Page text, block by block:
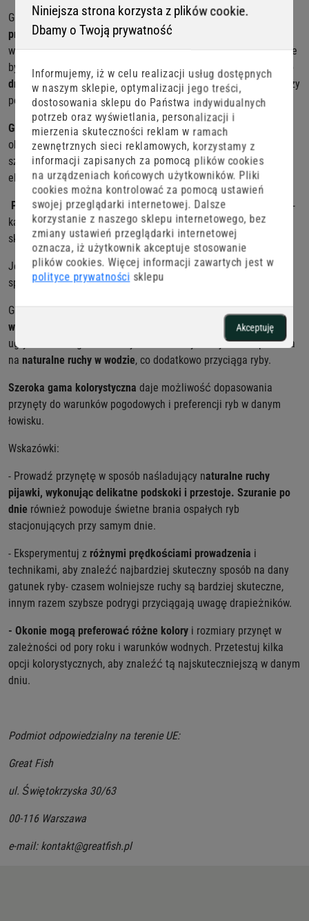
Niniejsza strona korzysta z plików cookie.
Dbamy o Twoją prywatność
Informujemy, iż w celu realizacji usług dostępnych
w naszym sklepie, optymalizacji jego treści,
dostosowania sklepu do Państwa indywidualnych
potrzeb oraz wyświetlania, personalizacji i
mierzenia skuteczności reklam w ramach
zewnętrznych sieci reklamowych, korzystamy z
informacji zapisanych za pomocą plików cookies
na urządzeniach końcowych użytkowników. Pliki
cookies można kontrolować za pomocą ustawień
swojej przeglądarki internetowej. Dalsze
korzystanie z naszego sklepu internetowego, bez
zmiany ustawień przeglądarki internetowej
oznacza, iż użytkownik akceptuje stosowanie
plików cookies. Więcej informacji zawartych jest w
polityce prywatności sklepu
Akceptuję
GF2 Leech, przynęta stworzona przez Great Fish, toautorski
projektiręczna produkcja, co sprawia, że każda przynęta jest
wyjątkowa, ale przede wszystkim niesamowicie skuteczna. Może
być zbrojona w klasyczną
główkę jig, czeburaszkę czy technike
drop-shot/ boczny trok. Pijawka to doskonały wybór dla wędkarzy
poszukujących skutecznych i wszechstronnych rozwiązań.
GF2 Leechto idealnaimitacja pijawkiczyli przysmaku dużych
okoni, pstrągów, jazi czy kleni . Pijawką nie pogardzą również
szczupaki, przez co przynęta staje się niezastąpionym
elementem ekwipunku każdego wędkarza.
Pozostawiona w nurcie, szurana po dnie, delikatnie opadająca
-
każda forma prezentacji w tym wypadku jest właściwa i często
skutkuje dużym drapieżnikiem na kiju.
Jej łupem oprócz drapieżników mogą paść także ryby
spokojnego żeru np. duże leszcze, karasie czy karpie.
GF2 Leech wykonana jest zwysokiej jakości, miękkiego, ale
wytrzymałego materiału
, przez co jest odporna na wielokrotne
ugryzienia i długotrwałe użytkowanie. Jej elastyczność pozwala
na naturalne ruchy w wodzie, co dodatkowo przyciąga ryby.
Szeroka gama kolorystyczna daje możliwość dopasowania
przynęty do warunków pogodowych i preferencji ryb w danym
łowisku.
Wskazówki:
- Prowadź przynętę w sposób naśladujący naturalne ruchy
pijawki, wykonując delikatne podskoki i przestoje. Szuranie po
dnie również powoduje świetne brania ospałych ryb
stacjonujących przy samym dnie.
- Eksperymentuj z różnymi prędkościami prowadzenia i
technikami, aby znaleźć najbardziej skuteczny sposób na dany
gatunek ryby- czasem wolniejsze ruchy są bardziej skuteczne,
innym razem szybsze podrygi przyciągają uwagę drapieżników.
- Okonie mogą preferować różne kolory i rozmiary przynęt w
zależności od pory roku i warunków wodnych. Przetestuj kilka
opcji kolorystycznych, aby znaleźć tą najskuteczniejszą w danym
dniu.
Podmiot odpowiedzialny na terenie UE:
Great Fish
ul. Świętokrzyska 30/63
00-116 Warszawa
e-mail: kontakt@greatfish.pl